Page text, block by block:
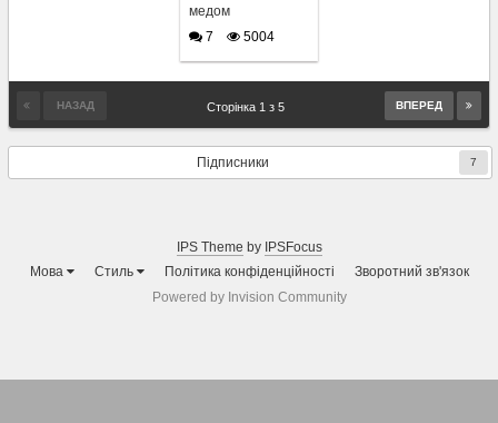
медом
7
5004
НАЗАД ВПЕРЕД
Сторінка 1 з 5
Підписники 7
IPS Theme by IPSFocus
Мова
Стиль Політика конфіденційності
Зворотний зв'язок
Powered by Invision Community